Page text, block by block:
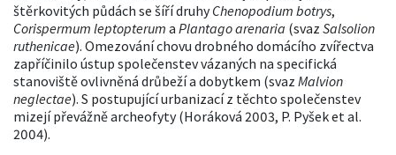
štěrkovitých půdách se šíří druhyChenopodium botrys,
Corispermum leptopterum a Plantago arenaria (svaz Salsolion
ruthenicae). Omezování chovu drobného domácího zvířectva
zapříčinilo ústup společenstev vázaných na specifická
stanoviště ovlivněná drůbeží a dobytkem (svaz Malvion
neglectae). S postupující urbanizací z těchto společenstev
mizejí převážně archeofyty (Horáková 2003, P. Pyšek et al.
2004).